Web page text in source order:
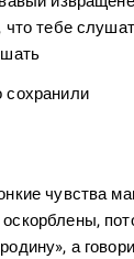
в
себе.
в итоге
возвращаюсь в
стоять у
то, о чем
что тебе
сохранили
чувства
а